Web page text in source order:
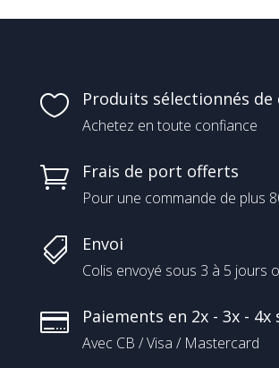
 Produits sélectionnés de
Achetez en toute confiance
 Frais de port offerts
Pour une commande de plus
 Envoi
Colis envoyé sous 3 à 5 jours
 Paiements en 2x - 3x - 4x
Avec CB / Visa / Mastercard